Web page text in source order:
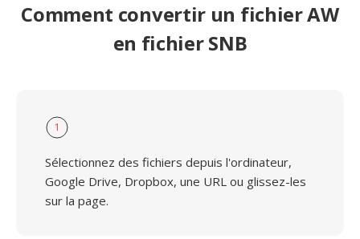
Comment convertir un fichier AW
en fichier SNB
1
Sélectionnez des fichiers depuis l'ordinateur,
Google Drive, Dropbox, une URL ou glissez-les
sur la page.